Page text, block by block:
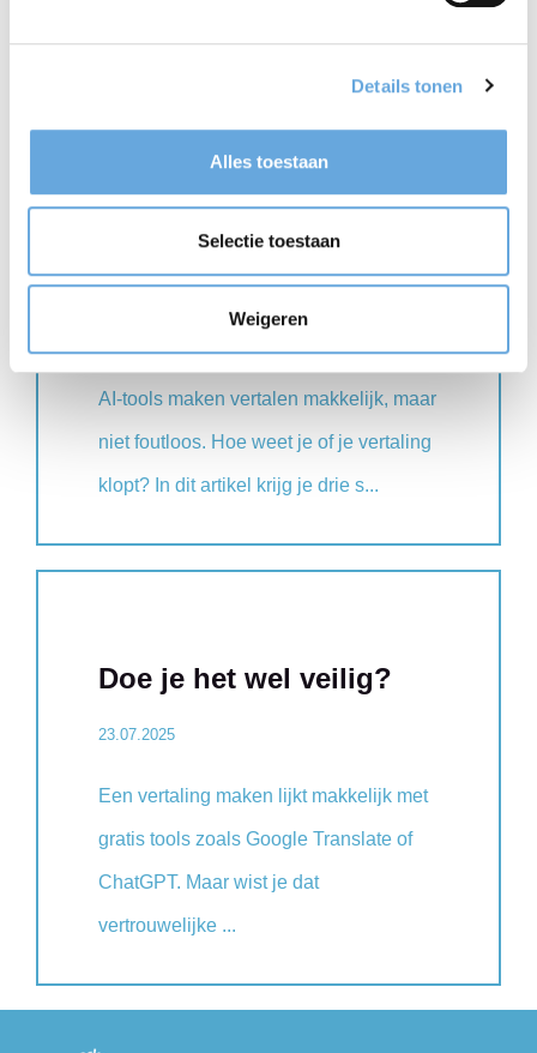
Details tonen
Alles toestaan
Selectie toestaan
Weigeren
Drie tips om je
machinevertaling te
controleren
AI-tools maken vertalen makkelijk, maar
niet foutloos. Hoe weet je of je vertaling
klopt? In dit artikel krijg je drie s...
Doe je het wel veilig?
23.07.2025
Een vertaling maken lijkt makkelijk met
gratis tools zoals Google Translate of
ChatGPT. Maar wist je dat
vertrouwelijke ...